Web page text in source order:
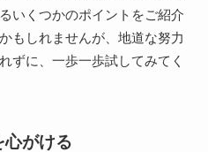
いくつかのポイントをご紹介
もしれませんが、地道な努力
ずに、一歩一歩試してみてく
がける